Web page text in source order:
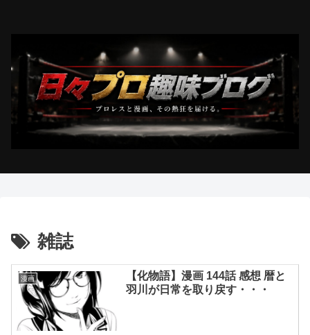
雑誌
漫画
【化物語】漫画 144話 感想 暦と
羽川が日常を取り戻す・・・